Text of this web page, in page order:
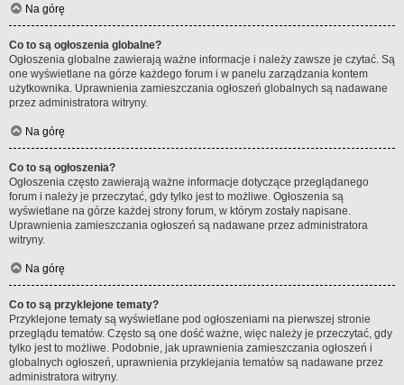
Na górę
Co to są ogłoszenia globalne?
Ogłoszenia globalne zawierają ważne informacje i należy zawsze je czytać. Są
one wyświetlane na górze każdego forum i w panelu zarządzania kontem
użytkownika. Uprawnienia zamieszczania ogłoszeń globalnych są nadawane
przez administratora witryny.
Na górę
Co to są ogłoszenia?
Ogłoszenia często zawierają ważne informacje dotyczące przeglądanego
forum i należy je przeczytać, gdy tylko jest to możliwe. Ogłoszenia są
wyświetlane na górze każdej strony forum, w którym zostały napisane.
Uprawnienia zamieszczania ogłoszeń są nadawane przez administratora
witryny.
Na górę
Co to są przyklejone tematy?
Przyklejone tematy są wyświetlane pod ogłoszeniami na pierwszej stronie
przeglądu tematów. Często są one dość ważne, więc należy je przeczytać, gdy
tylko jest to możliwe. Podobnie, jak uprawnienia zamieszczania ogłoszeń i
globalnych ogłoszeń, uprawnienia przyklejania tematów są nadawane przez
administratora witryny.